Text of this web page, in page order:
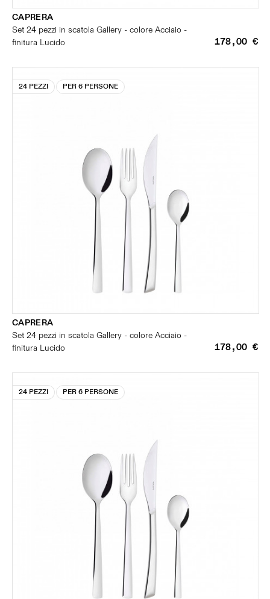
CAPRERA
Set 24 pezzi in scatola Gallery - colore Acciaio -
finitura Lucido
178,00 €
24 PEZZI PER 6 PERSONE
CAPRERA
Set 24 pezzi in scatola Gallery - colore Acciaio -
finitura Lucido
178,00 €
24 PEZZI PER 6 PERSONE